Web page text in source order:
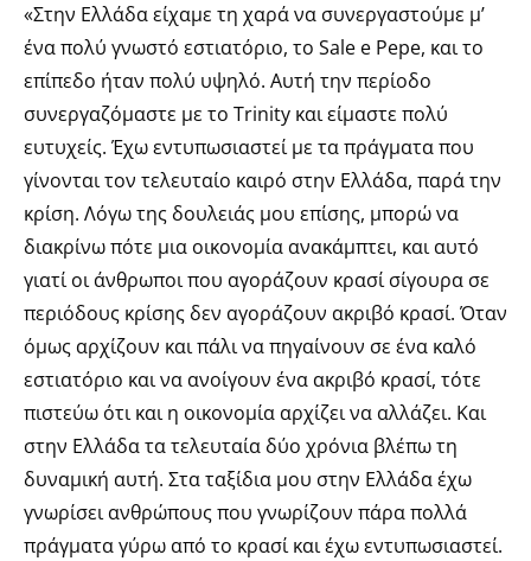
«Στην Ελλάδα είχαμε τη χαρά να συνεργαστούμε μ’
ένα πολύ γνωστό εστιατόριο, το Sale e Pepe, και το
επίπεδο ήταν πολύ υψηλό. Αυτή την περίοδο
συνεργαζόμαστε με το Trinity και είμαστε πολύ
ευτυχείς. Έχω εντυπωσιαστεί με τα πράγματα που
γίνονται τον τελευταίο καιρό στην Ελλάδα, παρά την
κρίση. Λόγω της δουλειάς μου επίσης, μπορώ να
διακρίνω πότε μια οικονομία ανακάμπτει, και αυτό
γιατί οι άνθρωποι που αγοράζουν κρασί σίγουρα σε
περιόδους κρίσης δεν αγοράζουν ακριβό κρασί. Όταν
όμως αρχίζουν και πάλι να πηγαίνουν σε ένα καλό
εστιατόριο και να ανοίγουν ένα ακριβό κρασί, τότε
πιστεύω ότι και η οικονομία αρχίζει να αλλάζει. Και
στην Ελλάδα τα τελευταία δύο χρόνια βλέπω τη
δυναμική αυτή. Στα ταξίδια μου στην Ελλάδα έχω
γνωρίσει ανθρώπους που γνωρίζουν πάρα πολλά
πράγματα γύρω από το κρασί και έχω εντυπωσιαστεί.